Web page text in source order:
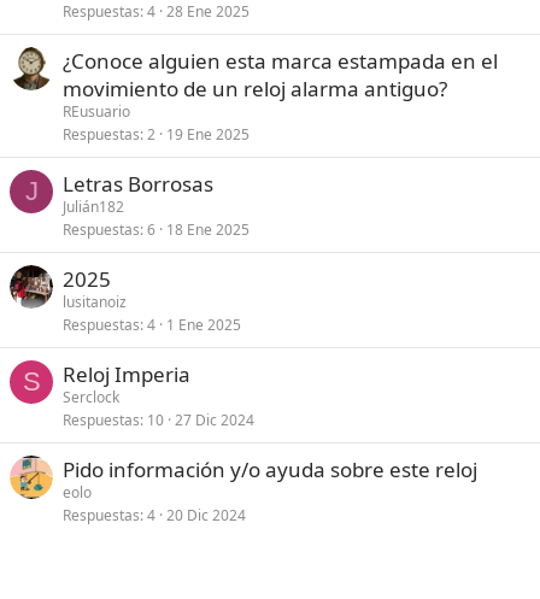
Respuestas 4 28 Ene 2025
¿Conoce alguien esta marca estampada en el
movimiento de un reloj alarma antiguo?
REusuario
Respuestas 2 19 Ene 2025
J Letras Borrosas
Julián182
Respuestas 6 18 Ene 2025
2025
lusitanoiz
Respuestas 4 1 Ene 2025
S Reloj Imperia
Serclock
Respuestas 10 27 Dic 2024
Pido información y/o ayuda sobre este reloj
eolo
Respuestas 4 20 Dic 2024